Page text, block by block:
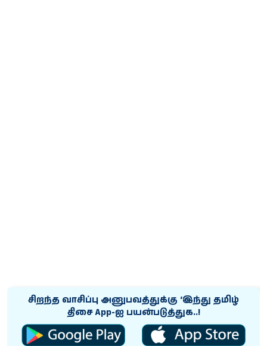
சிறந்த வாசிப்பு அனுபவத்துக்கு ‘இந்து தமிழ்
திசை App-ஐ பயன்படுத்துக..!